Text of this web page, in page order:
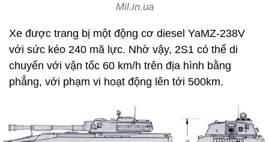
Mil.in.ua
Xe được trang bị một động cơ diesel YaMZ-238V
với sức kéo 240 mã lực. Nhờ vậy, 2S1 có thể di
chuyển với vận tốc 60 km/h trên địa hình bằng
phẳng, với phạm vi hoạt động lên tới 500km.